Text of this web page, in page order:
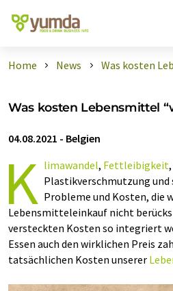
Home News Was kosten
Was kosten Lebensmittel
04.08.2021 - Belgien
K limawandel, Fettleibigkeit
Plastikverschmutzung und
Probleme und Kosten, die
Lebensmitteleinkauf nicht
versteckten Kosten so integriert
Essen auch den wirklichen Preis
tatsächlichen Kosten unserer